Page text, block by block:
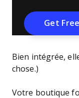
Bien intégrée,
chose.)
Votre boutique